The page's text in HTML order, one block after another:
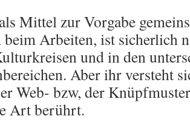
Mittel zur Vorgabe
Arbeiten, ist sicherlich
und in den
Aber ihr versteht
Web- bzw, der
Art berührt.